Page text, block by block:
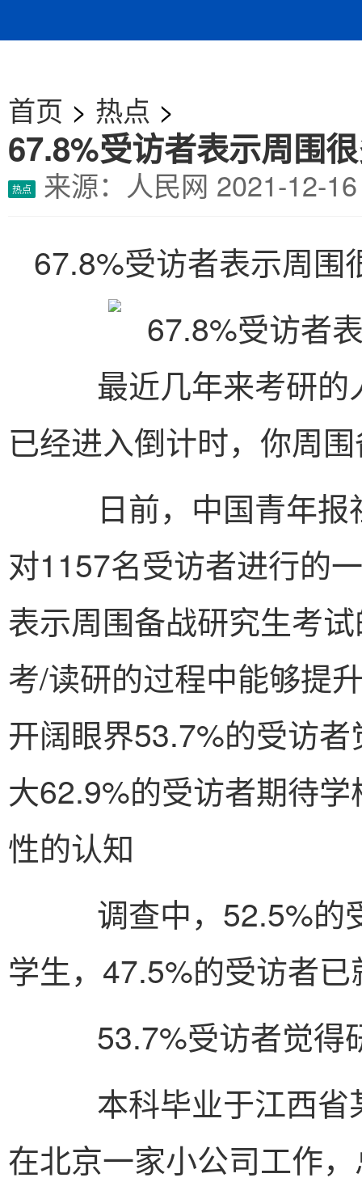
首页 > 热点 >
67.8%受访者表示周围
热点 来源：人民网 2021-12-
67.8%受访者表示周围
最近几年来考研的
已经进入倒计时，你周
日前，中国青年报
对1157名受访者进行的
表示周围备战研究生考
考/读研的过程中能够提
开阔眼界53.7%的受访
大62.9%的受访者期待
性的认知
调查中，52.5%的
学生，47.5%的受访者已
53.7%受访者觉得
本科毕业于江西省
在北京一家小公司工作